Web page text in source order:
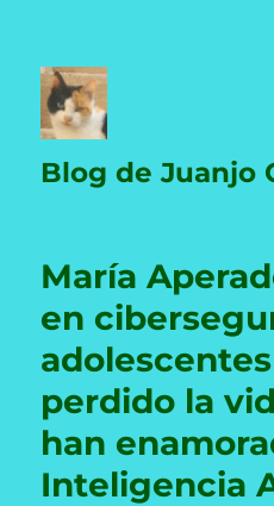
Blog de Juanjo
María
en
perdido la
han
Inteligencia